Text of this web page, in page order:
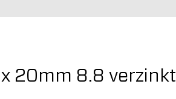
20mm 8.8 verzinkt